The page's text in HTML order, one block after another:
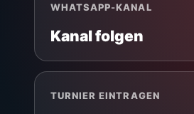
WHATSAPP-KANAL
Kanal folgen
TURNIER EINTRAGEN